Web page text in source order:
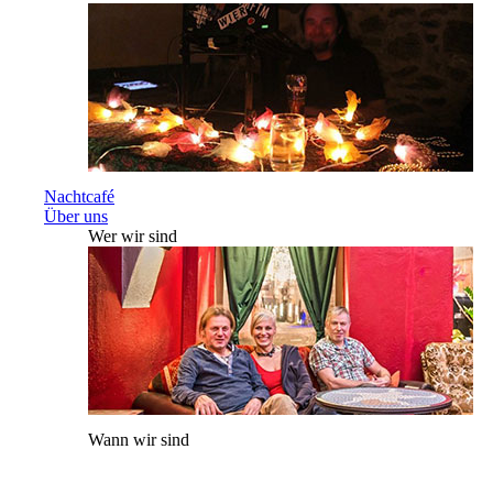
Nachtcafé
Über uns
Wer wir sind
Wann wir sind